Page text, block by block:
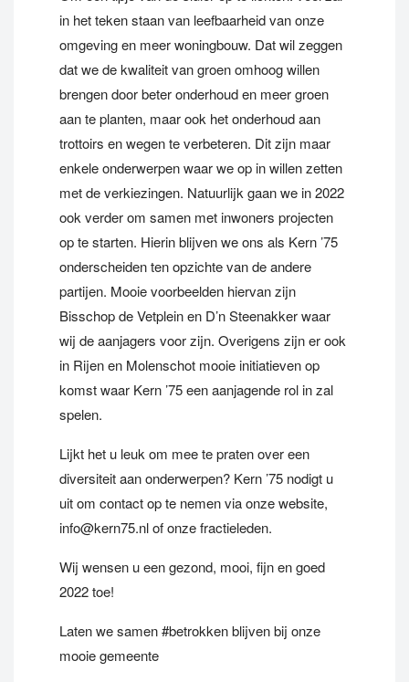
in het teken staan van leefbaarheid van onze
omgeving en meer woningbouw. Dat wil zeggen
dat we de kwaliteit van groen omhoog willen
brengen door beter onderhoud en meer groen
aan te planten, maar ook het onderhoud aan
trottoirs en wegen te verbeteren. Dit zijn maar
enkele onderwerpen waar we op in willen zetten
met de verkiezingen. Natuurlijk gaan we in 2022
ook verder om samen met inwoners projecten
op te starten. Hierin blijven we ons als Kern ’75
onderscheiden ten opzichte van de andere
partijen. Mooie voorbeelden hiervan zijn
Bisschop de Vetplein en D’n Steenakker waar
wij de aanjagers voor zijn. Overigens zijn er ook
in Rijen en Molenschot mooie initiatieven op
komst waar Kern ’75 een aanjagende rol in zal
spelen.
Lijkt het u leuk om mee te praten over een
diversiteit aan onderwerpen? Kern ’75 nodigt u
uit om contact op te nemen via onze website,
info@kern75.nl of onze fractieleden.
Wij wensen u een gezond, mooi, fijn en goed
2022 toe!
Laten we samen #betrokken blijven bij onze
mooie gemeente